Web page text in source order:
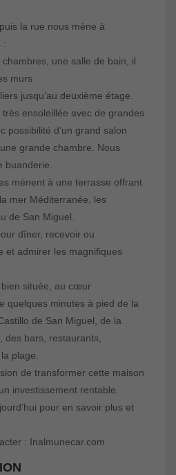
la rue nous mène à
:
une salle de bain, il
murs
jusqu’au deuxième étage.
ensoleillée avec de grandes
possibilité d’un grand salon
grande chambre. Nous
buanderie.
mènent à une terrasse offrant
mer Méditerranée, les
de San Miguel.
dîner, recevoir ou
et admirer les magnifiques
située, au cœur
quelques minutes à pied de la
de San Miguel, de la
des bars, restaurants,
plage.
de transformer cette maison
investissement rentable.
pour en savoir plus et
: Inalmunecar.com